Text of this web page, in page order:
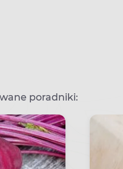
poradniki: